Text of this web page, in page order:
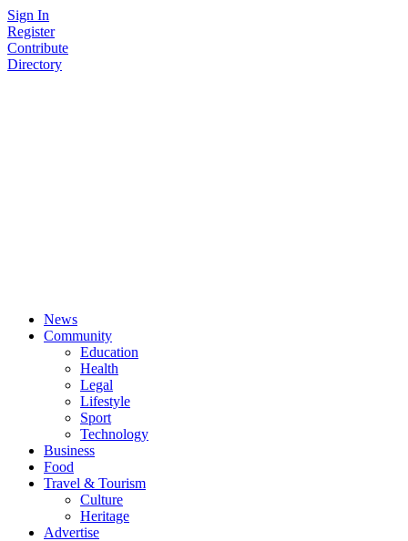
Skip
to
content
Sign In
Register
Contribute
Directory
News
Community
Education
Health
Legal
Lifestyle
Sport
Technology
Business
Food
Travel & Tourism
Culture
Heritage
Advertise